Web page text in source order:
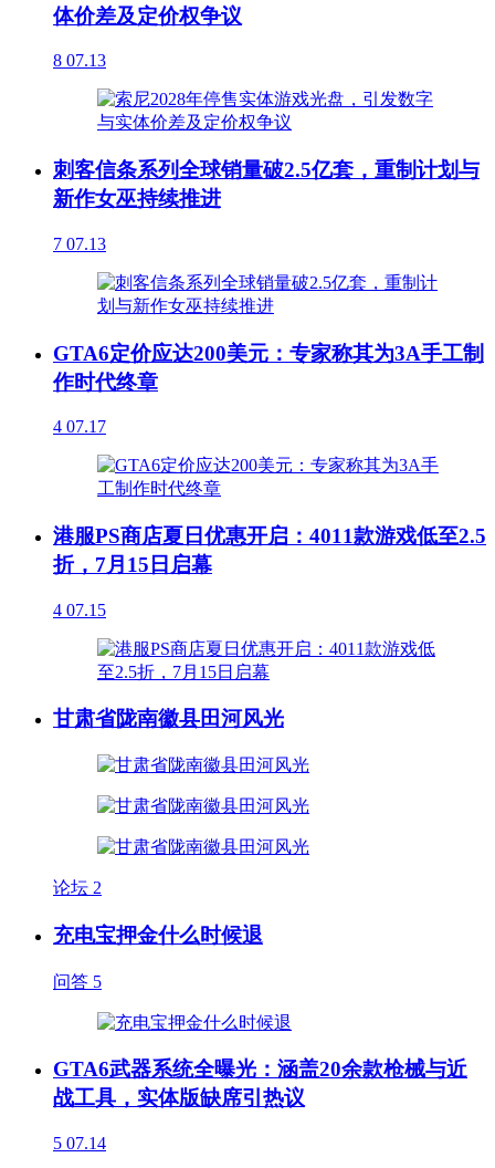
体价差及定价权争议
8 07.13
刺客信条系列全球销量破2.5亿套，重制计划与
新作女巫持续推进
7 07.13
GTA6定价应达200美元：专家称其为3A手工制
作时代终章
4 07.17
港服PS商店夏日优惠开启：4011款游戏低至2.5
折，7月15日启幕
4 07.15
甘肃省陇南徽县田河风光
论坛 2
充电宝押金什么时候退
问答 5
GTA6武器系统全曝光：涵盖20余款枪械与近
战工具，实体版缺席引热议
5 07.14